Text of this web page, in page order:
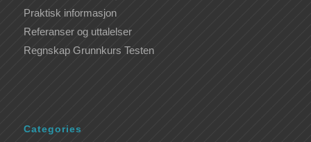
Praktisk informasjon
Referanser og uttalelser
Regnskap Grunnkurs Testen
Categories